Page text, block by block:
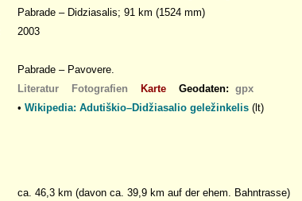
Pabrade – Didziasalis; 91 km (1524 mm)
2003
Pabrade – Pavovere.
Literatur Fotografien Karte Geodaten: gpx
• Wikipedia: Adutiškio–Didžiasalio geležinkelis (lt)
ca. 46,3 km (davon ca. 39,9 km auf der ehem. Bahntrasse)